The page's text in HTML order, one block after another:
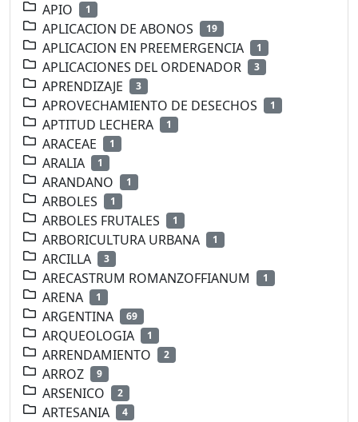
APIO 1
APLICACION DE ABONOS 19
APLICACION EN PREEMERGENCIA 1
APLICACIONES DEL ORDENADOR 3
APRENDIZAJE 3
APROVECHAMIENTO DE DESECHOS 1
APTITUD LECHERA 1
ARACEAE 1
ARALIA 1
ARANDANO 1
ARBOLES 1
ARBOLES FRUTALES 1
ARBORICULTURA URBANA 1
ARCILLA 3
ARECASTRUM ROMANZOFFIANUM 1
ARENA 1
ARGENTINA 69
ARQUEOLOGIA 1
ARRENDAMIENTO 2
ARROZ 9
ARSENICO 2
ARTESANIA 4